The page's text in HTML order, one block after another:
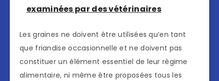
examinées par des vétérinaires
Les graines ne doivent être utilisées qu’en tant
que friandise occasionnelle et ne doivent pas
constituer un élément essentiel de leur régime
alimentaire, ni même être proposées tous les